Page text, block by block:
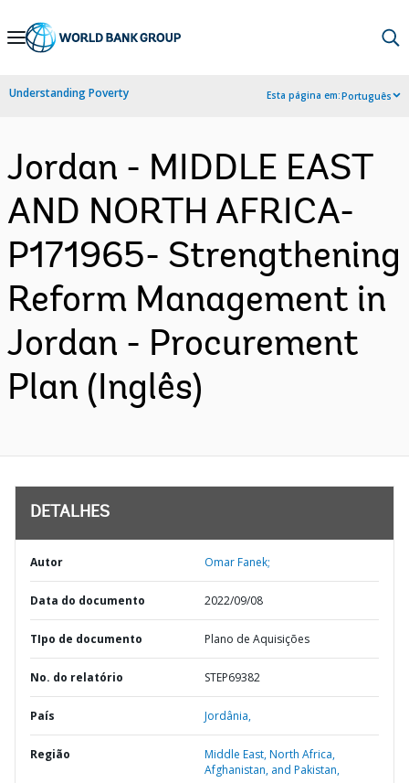
Skip
Navigation
Understanding Poverty Esta página em:Português
Jordan - MIDDLE EAST
AND NORTH AFRICA-
P171965- Strengthening
Reform Management in
Jordan - Procurement
Plan (Inglês)
DETALHES
Autor Omar Fanek;
Data do documento 2022/09/08
TIpo de documento Plano de Aquisições
No. do relatório STEP69382
País Jordânia,
Região
Middle East, North Africa,
Afghanistan, and Pakistan,